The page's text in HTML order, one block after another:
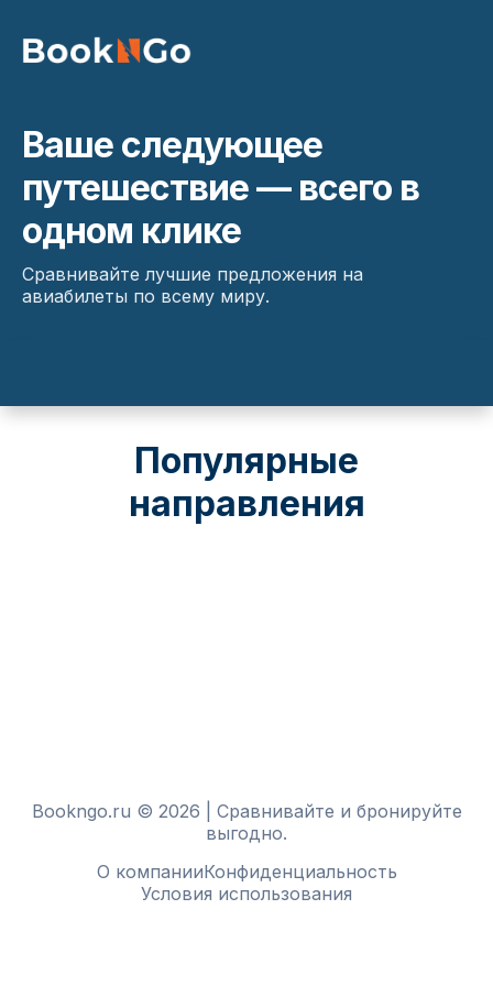
Ваше следующее
путешествие — всего в
одном клике
Сравнивайте лучшие предложения на
авиабилеты по всему миру.
Популярные
направления
Bookngo.ru © 2026 | Сравнивайте и бронируйте
выгодно.
О компанииКонфиденциальность
Условия использования